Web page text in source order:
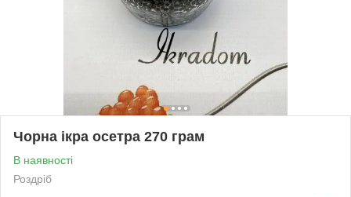
Чорна ікра осетра 270 грам
В наявності
Роздріб